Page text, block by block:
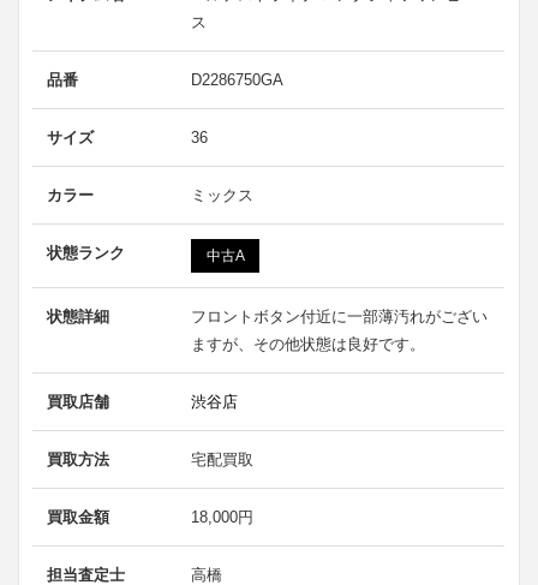
ス
品番 D2286750GA
サイズ 36
カラー ミックス
状態ランク 中古A
状態詳細
フロントボタン付近に一部薄汚れがござい
ますが、その他状態は良好です。
買取店舗 渋谷店
買取方法 宅配買取
買取金額 18,000円
担当査定士 高橋